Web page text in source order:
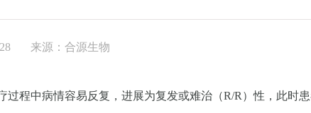
28 来源：合源生物
程中病情容易反复，进展为复发或难治（R/R）性，此时